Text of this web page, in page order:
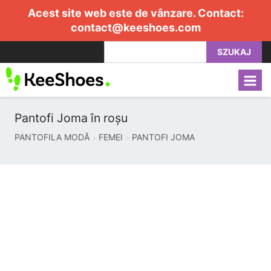
Acest site web este de vânzare. Contact:
contact@keeshoes.com
SZUKAJ
Pantofi Joma în roșu
PANTOFILA MODĂ FEMEI PANTOFI JOMA